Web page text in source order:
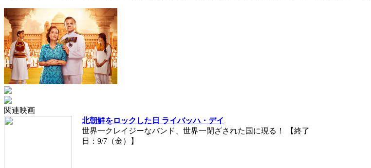
関連映画
北朝鮮をロックした日 ライバッハ・デイ
世界一クレイジーなバンド、世界一閉ざされた国に現る！ 【終了
日：9/7（金）】